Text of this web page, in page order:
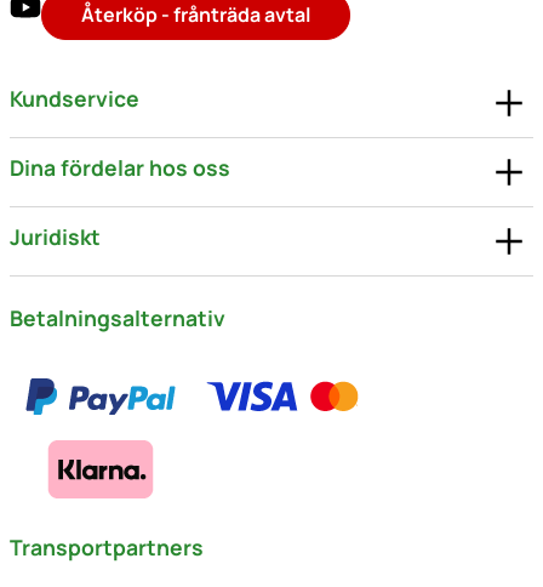
Återköp - frånträda avtal
Kundservice
Dina fördelar hos oss
Juridiskt
Betalningsalternativ
Transportpartners